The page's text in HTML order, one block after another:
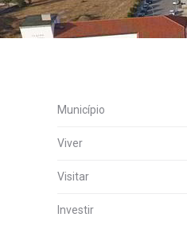
Município
Viver
Visitar
Investir